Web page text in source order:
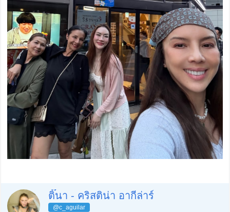
ติ๊นา - คริสติน่า อากีล่าร์
@c_aguilar